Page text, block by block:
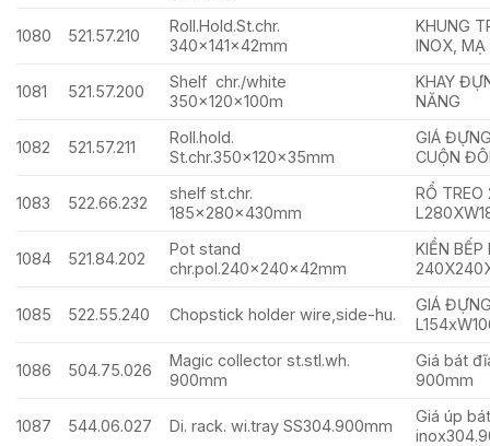
1080 521.57.210
Roll.Hold.St.chr.
340x141x42mm
KHUNG
INOX, MẠ
1081 521.57.200
Shelf chr./white
350x120x100m
KHAY
NĂNG
1082 521.57.211
Roll.hold.
St.chr.350x120x35mm
GIÁ
CUỘN
1083 522.66.232
shelf st.chr.
185x280x430mm
RỔ
1084 521.84.202
Pot stand
chr.pol.240x240x42mm
KIỀN BẾP
1085 522.55.240 Chopstick holder wire,side-hu.
GIÁ
1086 504.75.026
Magic collector st.stl.wh.
900mm
Giá bát
900mm
1087 544.06.027 Di. rack. wi.tray SS304.900mm
Giá úp